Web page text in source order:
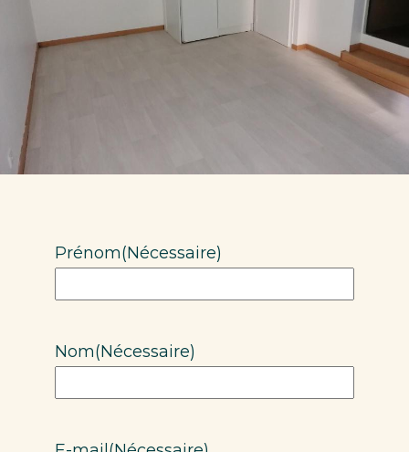
Prénom(Nécessaire)
Nom(Nécessaire)